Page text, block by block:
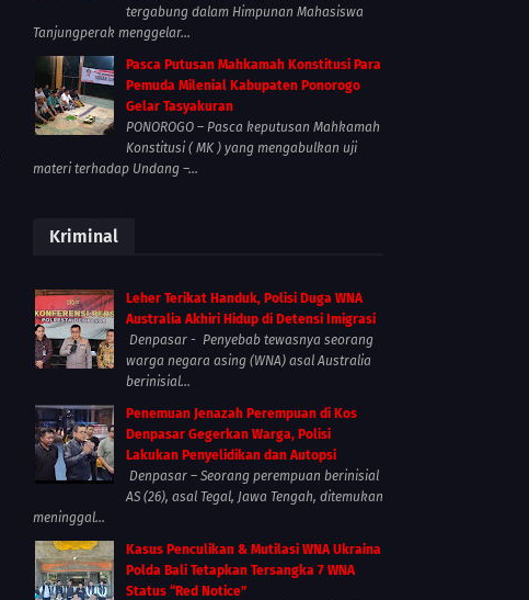
tergabung dalam Himpunan Mahasiswa
Tanjungperak menggelar...
Pasca Putusan Mahkamah Konstitusi Para
Pemuda Milenial Kabupaten Ponorogo
Gelar Tasyakuran
PONOROGO – Pasca keputusan Mahkamah
Konstitusi ( MK ) yang mengabulkan uji
materi terhadap Undang –...
Kriminal
Leher Terikat Handuk, Polisi Duga WNA
Australia Akhiri Hidup di Detensi Imigrasi
Denpasar - Penyebab tewasnya seorang
warga negara asing (WNA) asal Australia
berinisial...
Penemuan Jenazah Perempuan di Kos
Denpasar Gegerkan Warga, Polisi
Lakukan Penyelidikan dan Autopsi
Denpasar – Seorang perempuan berinisial
AS (26), asal Tegal, Jawa Tengah, ditemukan
meninggal...
Kasus Penculikan & Mutilasi WNA Ukraina
Polda Bali Tetapkan Tersangka 7 WNA
Status “Red Notice”